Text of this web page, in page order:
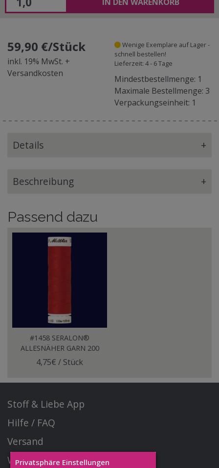
Privatsphäre Einstellungen
59,90 €/Stück
inkl. 19% MwSt. +
Versandkosten
Wenige Exemplare auf Lager -
schnell bestellen!
Lieferzeit: 4 - 6 Tage
Mindestbestellmenge: 1
Maximale Bestellmenge: 3
Verpackungseinheit: 1
Details +
Beschreibung +
Passend dazu
#1458 SERALON®
ALLESNÄHER GARN 200
Meter SANDMANN ROT
4,75€ / Stück
Stoff & Liebe App
Hilfe / FAQ
Versand
Widerrufsrecht